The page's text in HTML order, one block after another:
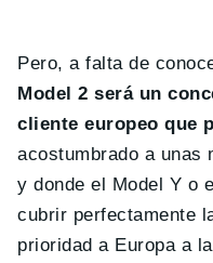
Pero, a falta de
Model 2 será un
cliente europeo que
acostumbrado a unas
y donde el Model Y o
cubrir perfectamente
prioridad a Europa a